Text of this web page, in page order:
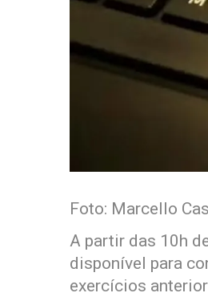
Foto: Marcello
A partir das 10h
disponível para
exercícios